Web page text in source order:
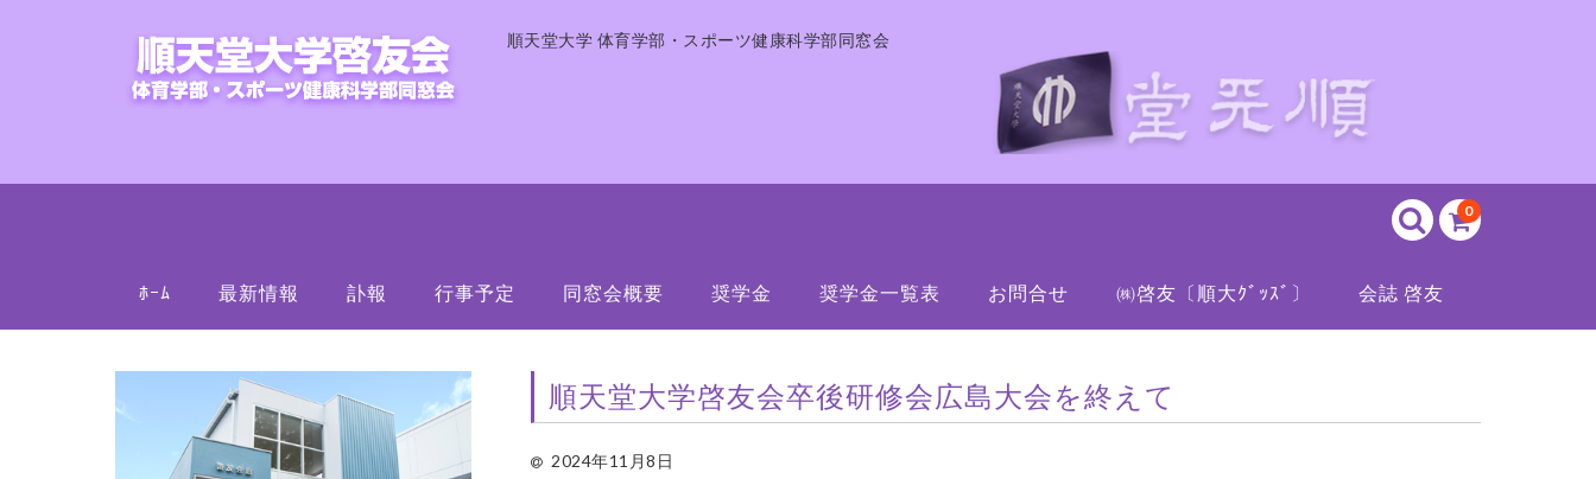
順天堂大学 体育学部・スポーツ健康科学部同窓会
0
ﾎｰﾑ 最新情報 訃報 行事予定 同窓会概要 奨学金 奨学金一覧表 お問合せ ㈱啓友〔順大ｸﾞｯｽﾞ〕 会誌 啓友
順天堂大学啓友会卒後研修会広島大会を終えて
2024年11月8日